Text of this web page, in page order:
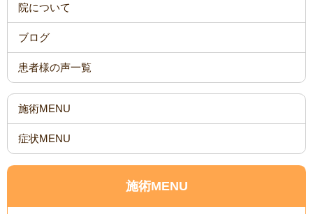
院について
ブログ
患者様の声一覧
施術MENU
症状MENU
施術MENU